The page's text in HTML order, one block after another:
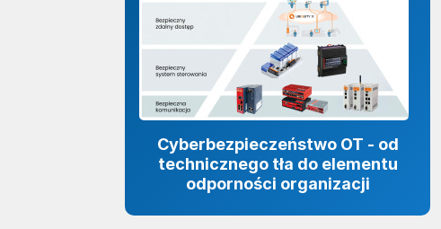
Cyberbezpieczeństwo OT - od
technicznego tła do elementu
odporności organizacji